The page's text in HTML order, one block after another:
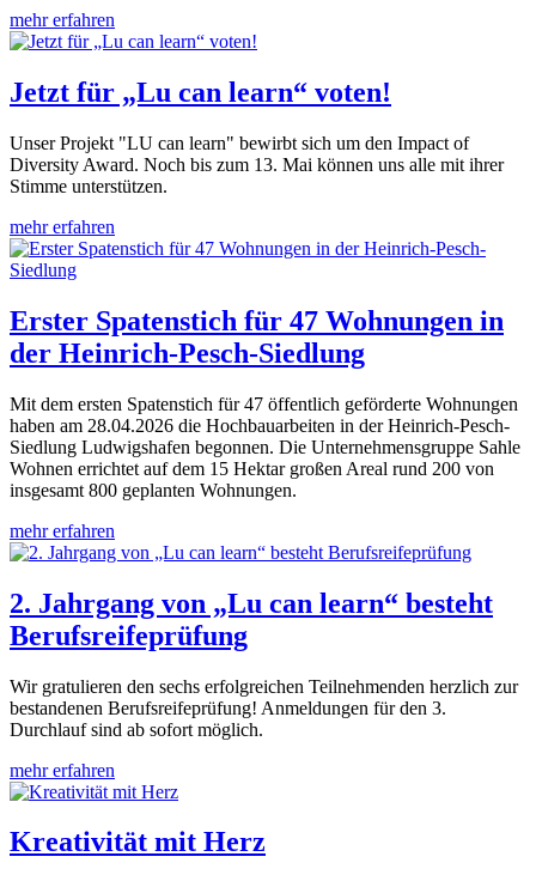
mehr erfahren
Jetzt für „Lu can learn“ voten!
Unser Projekt "LU can learn" bewirbt sich um den Impact of
Diversity Award. Noch bis zum 13. Mai können uns alle mit ihrer
Stimme unterstützen.
mehr erfahren
Erster Spatenstich für 47 Wohnungen in
der Heinrich-Pesch-Siedlung
Mit dem ersten Spatenstich für 47 öffentlich geförderte Wohnungen
haben am 28.04.2026 die Hochbauarbeiten in der Heinrich-Pesch-
Siedlung Ludwigshafen begonnen. Die Unternehmensgruppe Sahle
Wohnen errichtet auf dem 15 Hektar großen Areal rund 200 von
insgesamt 800 geplanten Wohnungen.
mehr erfahren
2. Jahrgang von „Lu can learn“ besteht
Berufsreifeprüfung
Wir gratulieren den sechs erfolgreichen Teilnehmenden herzlich zur
bestandenen Berufsreifeprüfung! Anmeldungen für den 3.
Durchlauf sind ab sofort möglich.
mehr erfahren
Kreativität mit Herz